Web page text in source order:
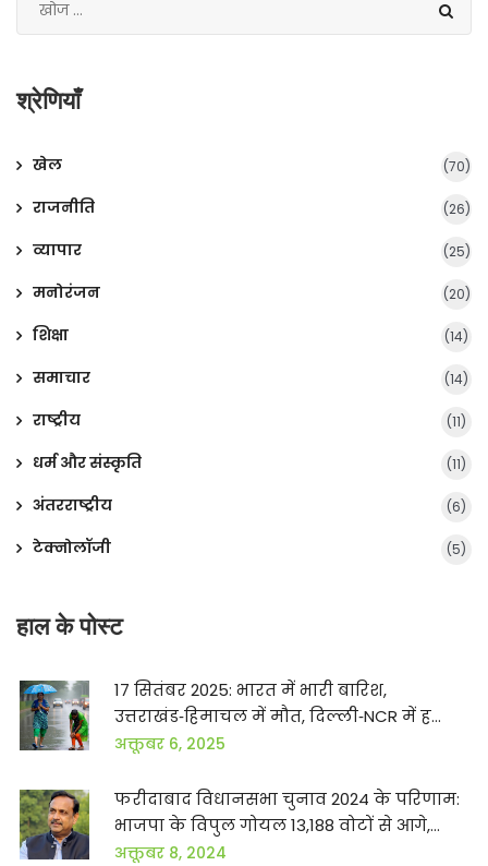
श्रेणियाँ
खेल (70)
राजनीति (26)
व्यापार (25)
मनोरंजन (20)
शिक्षा (14)
समाचार (14)
राष्ट्रीय (11)
धर्म और संस्कृति (11)
अंतरराष्ट्रीय (6)
टेक्नोलॉजी (5)
हाल के पोस्ट
17 सितंबर 2025: भारत में भारी बारिश,
उत्तराखंड‑हिमाचल में मौत, दिल्ली‑NCR में हल्का
बादल
अक्तूबर 6, 2025
फरीदाबाद विधानसभा चुनाव 2024 के परिणाम:
भाजपा के विपुल गोयल 13,188 वोटों से आगे,
कांग्रेस ने लगाया जोर
अक्तूबर 8, 2024